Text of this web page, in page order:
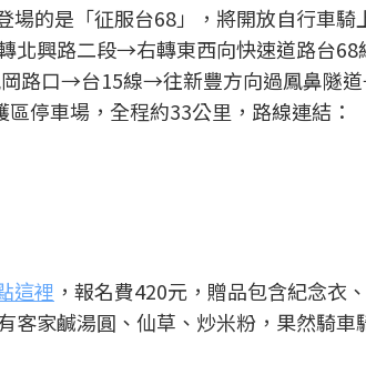
場的是「征服台68」，將開放自行車騎
北興路二段→右轉東西向快速道路台68
路口→台15線→往新豐方向過鳳鼻隧
停車場，全程約33公里，路線連結：
這裡 ，報名費420元，贈品包含紀念衣
客家鹹湯圓、仙草、炒米粉，果然騎車